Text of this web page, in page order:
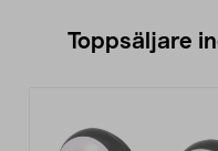
Toppsäljare